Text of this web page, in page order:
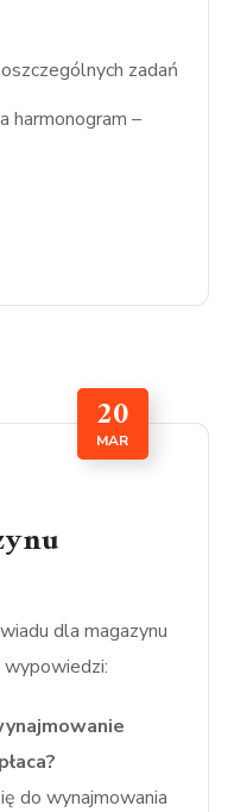
zadań
harmonogram –
20
MAR
dla magazynu
wypowiedzi:
do wynajmowania